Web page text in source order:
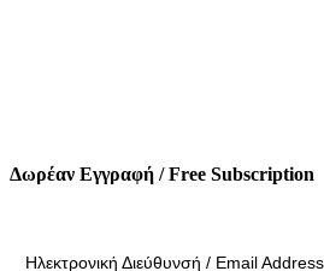
Δωρέαν Εγγραφή / Free Subscription
Ηλεκτρονική Διεύθυνσή / Email Address